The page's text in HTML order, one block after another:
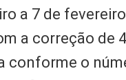
a 7 de
a correção de
conforme o